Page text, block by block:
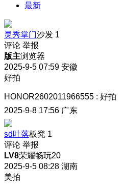
最新
灵秀掌门沙发 1
评论 举报
版主浏览器
2025-9-5 07:59 安徽
好拍
HONOR2602011966555 : 好拍
2025-9-8 17:56 广东
sd叶落板凳 1
评论 举报
LV8荣耀畅玩20
2025-9-5 08:28 湖南
美拍